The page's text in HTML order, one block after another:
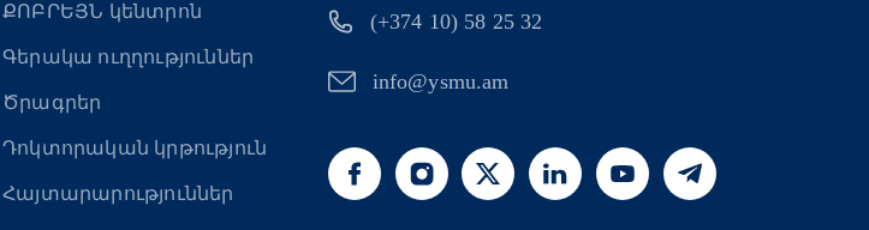
ՔՈԲՐԵՅՆ կենտրոն
Գերակա ուղղություններ
Ծրագրեր
Դոկտորական կրթություն
Հայտարարություններ
(+374 10) 58 25 32
info@ysmu.am